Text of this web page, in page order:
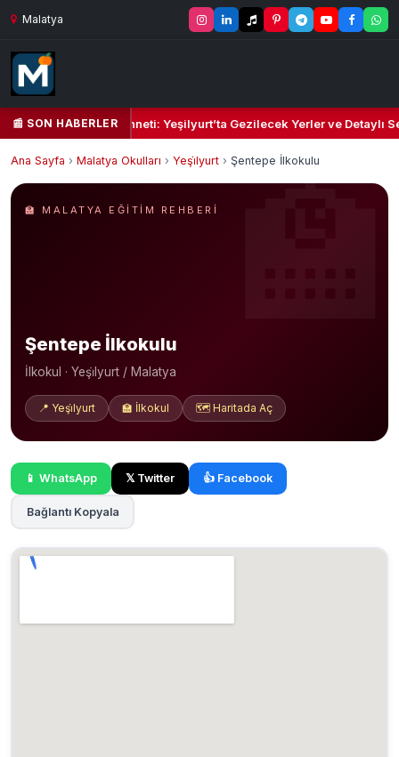
Malatya
📰 SON HABERLER
Kalbi ve Kültür Cenneti: Yeşilyurt’ta Gezilecek Yerler ve Detaylı
Ana Sayfa › Malatya Okulları › Yeşi̇lyurt › Şentepe İlkokulu
🏫 MALATYA EĞITIM REHBERI
Şentepe İlkokulu
İlkokul · Yeşi̇lyurt / Malatya
📍 Yeşi̇lyurt 🏫 İlkokul 🗺️ Haritada Aç
📱 WhatsApp 𝕏 Twitter 👍 Facebook
Bağlantı Kopyala